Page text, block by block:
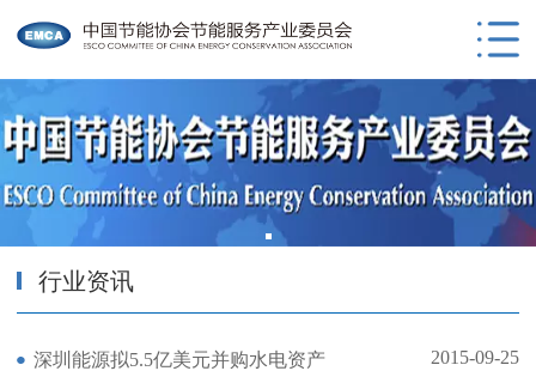
行业资讯
深圳能源拟5.5亿美元并购水电资产 2015-09-25